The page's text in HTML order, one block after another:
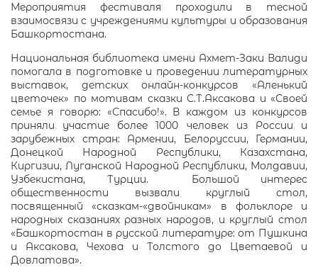
Мероприятия фестиваля проходили в тесной
взаимосвязи с учреждениями культуры и образования
Башкортостана.
Национальная библиотека имени Ахмет-Заки Валиди
помогала в подготовке и проведении литературных
выставок, детских онлайн-конкурсов «Аленький
цветочек» по мотивам сказки С.Т.Аксакова и «Своей
семье я говорю: «Спасибо!». В каждом из конкурсов
приняли участие более 1000 человек из России и
зарубежных стран: Армении, Белоруссии, Германии,
Донецкой Народной Республики, Казахстана,
Киргизии, Луганской Народной Республики, Молдавии,
Узбекистана, Турции. Большой интерес
общественности вызвали круглый стол,
посвященный «сказкам-«двойникам» в фольклоре и
народных сказаниях разных народов, и круглый стол
«Башкортостан в русской литературе: от Пушкина
и Аксакова, Чехова и Толстого до Цветаевой и
Довлатова».